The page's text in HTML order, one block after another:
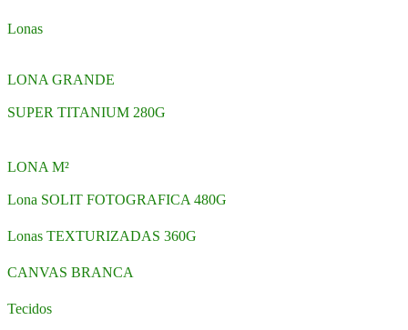
Lonas
LONA GRANDE
SUPER TITANIUM 280G
LONA M²
Lona SOLIT FOTOGRAFICA 480G
Lonas TEXTURIZADAS 360G
CANVAS BRANCA
Tecidos